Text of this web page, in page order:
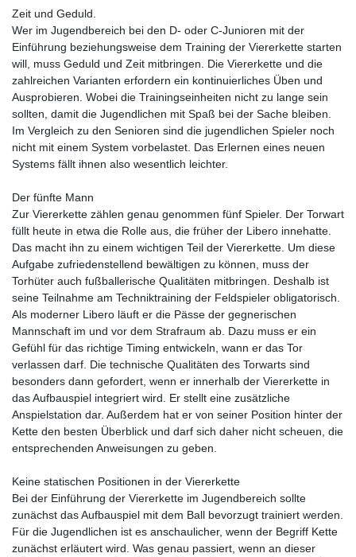
Zeit und Geduld.
Wer im Jugendbereich bei den D- oder C-Junioren mit der
Einführung beziehungsweise dem Training der Viererkette starten
will, muss Geduld und Zeit mitbringen. Die Viererkette und die
zahlreichen Varianten erfordern ein kontinuierliches Üben und
Ausprobieren. Wobei die Trainingseinheiten nicht zu lange sein
sollten, damit die Jugendlichen mit Spaß bei der Sache bleiben.
Im Vergleich zu den Senioren sind die jugendlichen Spieler noch
nicht mit einem System vorbelastet. Das Erlernen eines neuen
Systems fällt ihnen also wesentlich leichter.
Der fünfte Mann
Zur Viererkette zählen genau genommen fünf Spieler. Der Torwart
füllt heute in etwa die Rolle aus, die früher der Libero innehatte.
Das macht ihn zu einem wichtigen Teil der Viererkette. Um diese
Aufgabe zufriedenstellend bewältigen zu können, muss der
Torhüter auch fußballerische Qualitäten mitbringen. Deshalb ist
seine Teilnahme am Techniktraining der Feldspieler obligatorisch.
Als moderner Libero läuft er die Pässe der gegnerischen
Mannschaft im und vor dem Strafraum ab. Dazu muss er ein
Gefühl für das richtige Timing entwickeln, wann er das Tor
verlassen darf. Die technische Qualitäten des Torwarts sind
besonders dann gefordert, wenn er innerhalb der Viererkette in
das Aufbauspiel integriert wird. Er stellt eine zusätzliche
Anspielstation dar. Außerdem hat er von seiner Position hinter der
Kette den besten Überblick und darf sich daher nicht scheuen, die
entsprechenden Anweisungen zu geben.
Keine statischen Positionen in der Viererkette
Bei der Einführung der Viererkette im Jugendbereich sollte
zunächst das Aufbauspiel mit dem Ball bevorzugt trainiert werden.
Für die Jugendlichen ist es anschaulicher, wenn der Begriff Kette
zunächst erläutert wird. Was genau passiert, wenn an dieser